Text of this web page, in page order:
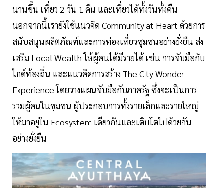
นานขึ้น เที่ยว 2 วัน 1 คืน และเที่ยวได้ทั้งวันทั้งคืน
นอกจากนี้เรายังใช้แนวคิด Community at Heart ด้วยการ
สนับสนุนผลิตภัณฑ์และการท่องเที่ยวชุมชนอย่างยั่งยืน ส่ง
เสริม Local Wealth ให้ผู้คนได้มีรายได้ เช่น การจับมือกับ
ไกด์ท้องถิ่น และแนวคิดการสร้าง The City Wonder
Experience โดยวางแผนจับมือกับภาครัฐ ซึ่งจะเป็นการ
รวมผู้คนในชุมชน ผู้ประกอบการทั้งรายเล็กและรายใหญ่
ให้มาอยู่ใน Ecosystem เดียวกันและเติบโตไปด้วยกัน
อย่างยั่งยืน